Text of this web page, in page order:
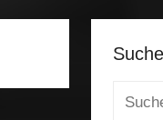
Suchen